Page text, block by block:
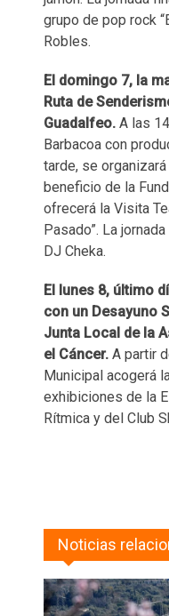
grupo de pop rock
Robles.
El domingo 7, la
Ruta de
Guadalfeo. A las
Barbacoa con
tarde, se
beneficio de la
ofrecerá la Visita
Pasado”. La
DJ Cheka.
El lunes 8, último
con un Desayuno
Junta Local de la
el Cáncer. A partir
Municipal acogerá
exhibiciones de la
Rítmica y del Club
Noticias